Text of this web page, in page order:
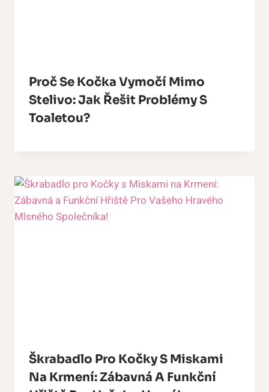
Proč Se Kočka Vymočí Mimo
Stelivo: Jak Řešit Problémy S
Toaletou?
Škrabadlo Pro Kočky S Miskami
Na Krmení: Zábavná A Funkční